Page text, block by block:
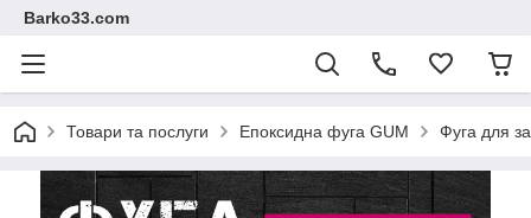
Barko33.com
Товари та послуги Епоксидна фуга GUM Фуга для